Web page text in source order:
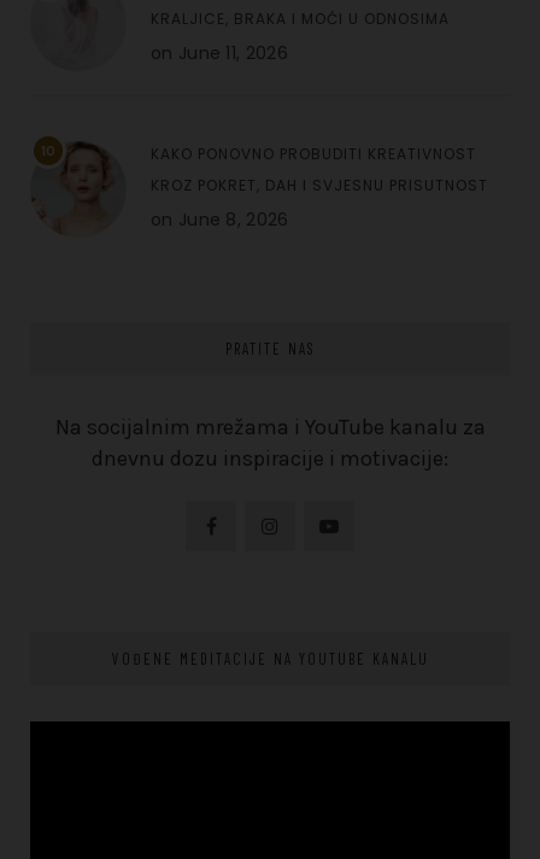
KRALJICE, BRAKA I MOĆI U ODNOSIMA
on June 11, 2026
10
KAKO PONOVNO PROBUDITI KREATIVNOST
KROZ POKRET, DAH I SVJESNU PRISUTNOST
on June 8, 2026
PRATITE NAS
Na socijalnim mrežama i YouTube kanalu za
dnevnu dozu inspiracije i motivacije:
VOĐENE MEDITACIJE NA YOUTUBE KANALU